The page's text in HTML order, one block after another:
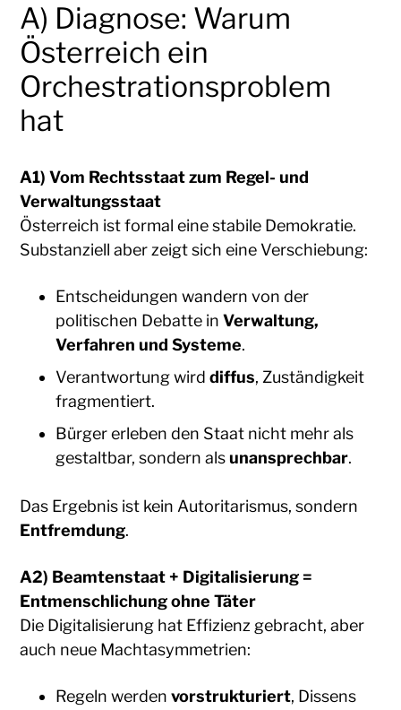
A) Diagnose: Warum
Österreich ein
Orchestrationsproblem
hat
A1) Vom Rechtsstaat zum Regel- und
Verwaltungsstaat
Österreich ist formal eine stabile Demokratie.
Substanziell aber zeigt sich eine Verschiebung:
Entscheidungen wandern von der
politischen Debatte inVerwaltung,
Verfahren und Systeme.
Verantwortung wirddiffus, Zuständigkeit
fragmentiert.
Bürger erleben den Staat nicht mehr als
gestaltbar, sondern alsunansprechbar.
Das Ergebnis ist kein Autoritarismus, sondern
Entfremdung.
A2) Beamtenstaat + Digitalisierung =
Entmenschlichung ohne Täter
Die Digitalisierung hat Effizienz gebracht, aber
auch neue Machtasymmetrien:
Regeln werdenvorstrukturiert, Dissens